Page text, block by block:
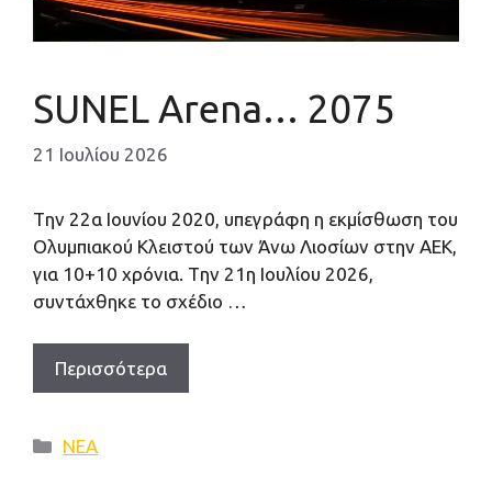
SUNEL Arena… 2075
21 Ιουλίου 2026
Tην 22α Ιουνίου 2020, υπεγράφη η εκμίσθωση του
Ολυμπιακού Κλειστού των Άνω Λιοσίων στην ΑΕΚ,
για 10+10 χρόνια. Tην 21η Ιουλίου 2026,
συντάχθηκε το σχέδιο …
Περισσότερα
Κατηγορίες
ΝΕΑ